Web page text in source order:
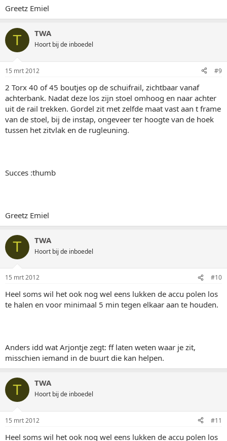
Greetz Emiel
T TWA
Hoort bij de inboedel
15 mrt 2012 #9
2 Torx 40 of 45 boutjes op de schuifrail, zichtbaar vanaf
achterbank. Nadat deze los zijn stoel omhoog en naar achter
uit de rail trekken. Gordel zit met zelfde maat vast aan t frame
van de stoel, bij de instap, ongeveer ter hoogte van de hoek
tussen het zitvlak en de rugleuning.
Succes :thumb
Greetz Emiel
T TWA
Hoort bij de inboedel
15 mrt 2012 #10
Heel soms wil het ook nog wel eens lukken de accu polen los
te halen en voor minimaal 5 min tegen elkaar aan te houden.
Anders idd wat Arjontje zegt: ff laten weten waar je zit,
misschien iemand in de buurt die kan helpen.
T TWA
Hoort bij de inboedel
15 mrt 2012 #11
Heel soms wil het ook nog wel eens lukken de accu polen los